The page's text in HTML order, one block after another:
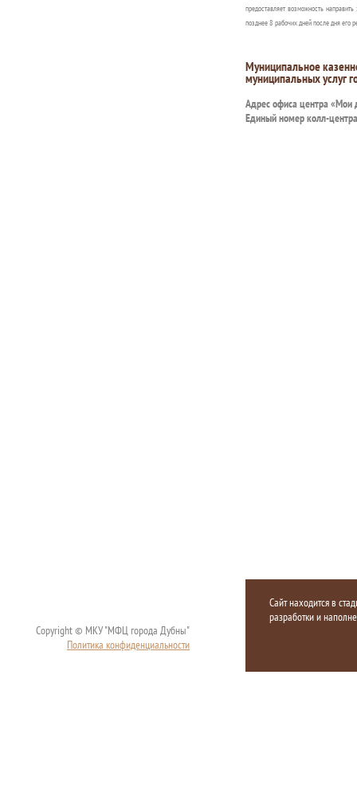
предоставляет возможность
позднее 8 рабочих дней после дня его
Муниципальное
муниципальных услуг
Адрес офиса центра «Мои
Единый номер колл-
Copyright © МКУ "МФЦ города Дубны"
Политика конфиденциальности
Сайт находится в
разработки и